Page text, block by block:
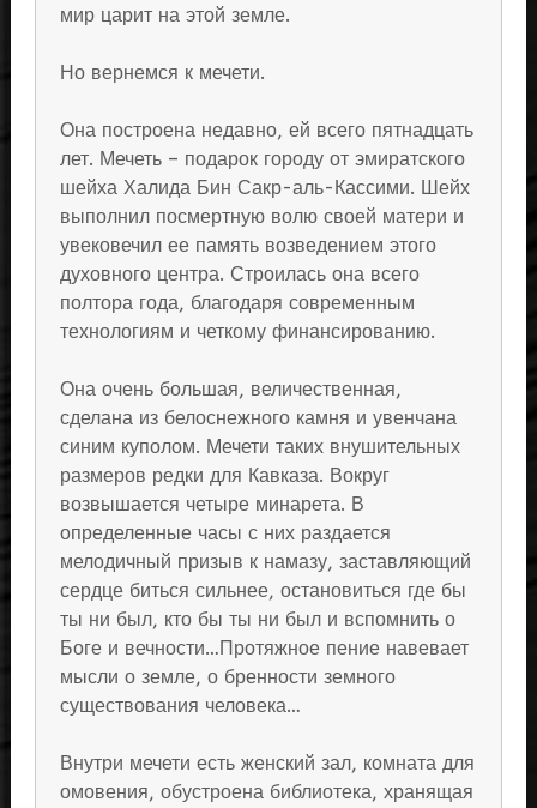
мир царит на этой земле.
Но вернемся к мечети.
Она построена недавно, ей всего пятнадцать
лет. Мечеть – подарок городу от эмиратского
шейха Халида Бин Сакр-аль-Кассими. Шейх
выполнил посмертную волю своей матери и
увековечил ее память возведением этого
духовного центра. Строилась она всего
полтора года, благодаря современным
технологиям и четкому финансированию.
Она очень большая, величественная,
сделана из белоснежного камня и увенчана
синим куполом. Мечети таких внушительных
размеров редки для Кавказа. Вокруг
возвышается четыре минарета. В
определенные часы с них раздается
мелодичный призыв к намазу, заставляющий
сердце биться сильнее, остановиться где бы
ты ни был, кто бы ты ни был и вспомнить о
Боге и вечности…Протяжное пение навевает
мысли о земле, о бренности земного
существования человека…
Внутри мечети есть женский зал, комната для
омовения, обустроена библиотека, хранящая